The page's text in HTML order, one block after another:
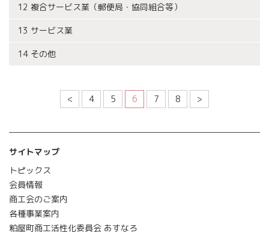
12 複合サービス業（郵便局・協同組合等）
13 サービス業
14 その他
< 4 5 6 7 8 >
サイトマップ
トピックス
会員情報
商工会のご案内
各種事業案内
粕屋町商工活性化委員会 あすなろ